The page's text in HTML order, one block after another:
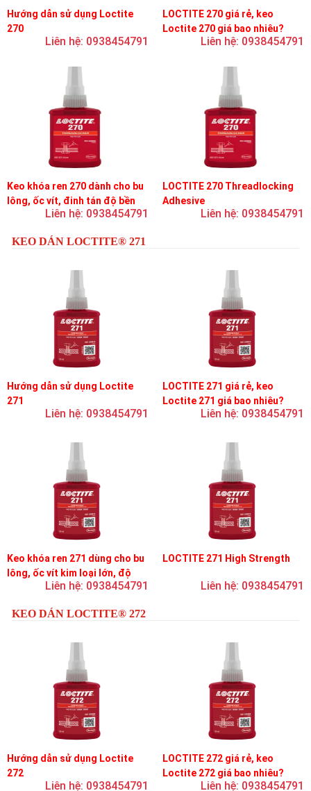
Hướng dẫn sử dụng Loctite
270
Liên hệ: 0938454791
LOCTITE 270 giá rẻ, keo
Loctite 270 giá bao nhiêu?
Liên hệ: 0938454791
Keo khóa ren 270 dành cho bu
lông, ốc vít, đinh tán độ bền
cao, khóa vĩnh viễn
Liên hệ: 0938454791
LOCTITE 270 Threadlocking
Adhesive
Liên hệ: 0938454791
KEO DÁN LOCTITE® 271
Hướng dẫn sử dụng Loctite
271
Liên hệ: 0938454791
LOCTITE 271 giá rẻ, keo
Loctite 271 giá bao nhiêu?
Liên hệ: 0938454791
Keo khóa ren 271 dùng cho bu
lông, ốc vít kim loại lớn, độ
nhớt thấp, độ bền cao
Liên hệ: 0938454791
LOCTITE 271 High Strength
Liên hệ: 0938454791
KEO DÁN LOCTITE® 272
Hướng dẫn sử dụng Loctite
272
Liên hệ: 0938454791
LOCTITE 272 giá rẻ, keo
Loctite 272 giá bao nhiêu?
Liên hệ: 0938454791